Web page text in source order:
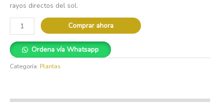
rayos directos del sol.
Comprar ahora
Ordena vía Whatsapp
Categoría: Plantas